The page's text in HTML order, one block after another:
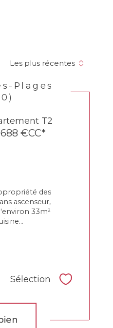
Les plus récentes
Plages
T2
688 €CC*
des
ascenseur,
33m²
Sélection